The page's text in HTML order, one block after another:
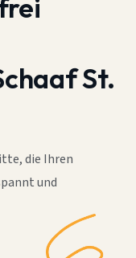
St.
die Ihren
und